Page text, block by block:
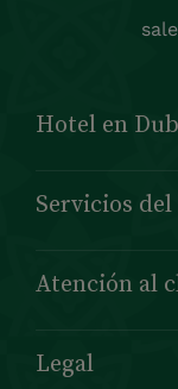
Hotel en
Servicios
Atención al
Legal